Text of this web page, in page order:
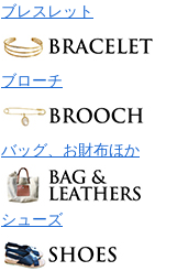
ブレスレット
ブローチ
バッグ、お財布ほか
シューズ